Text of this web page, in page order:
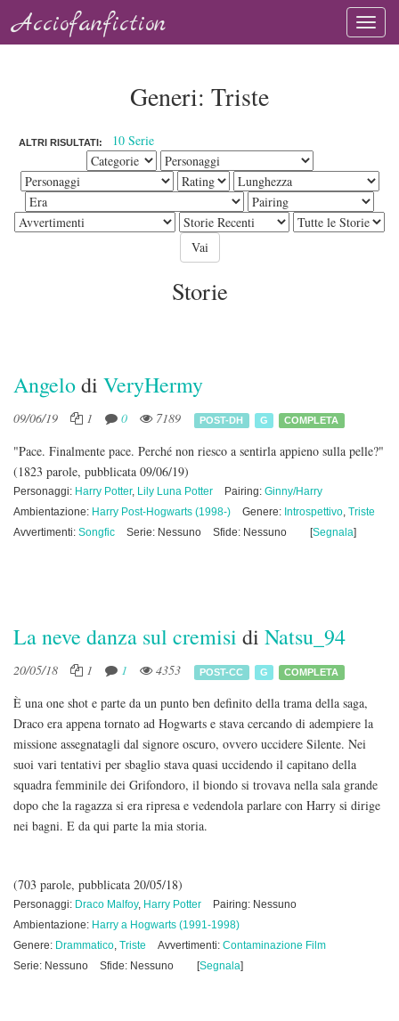
Acciofanfiction
Generi: Triste
ALTRI RISULTATI: 10 Serie
Storie
Angelodi VeryHermy
09/06/19 1 0 7189 POST-DH G COMPLETA
"Pace. Finalmente pace. Perché non riesco a sentirla appieno sulla pelle?"
(1823 parole, pubblicata 09/06/19)
Personaggi: Harry Potter, Lily Luna Potter Pairing: Ginny/Harry
Ambientazione: Harry Post-Hogwarts (1998-) Genere: Introspettivo, Triste
Avvertimenti: Songfic Serie: Nessuno Sfide: Nessuno [Segnala]
La neve danza sul cremisi di Natsu_94
20/05/18 1 1 4353 POST-CC G COMPLETA
È una one shot e parte da un punto ben definito della trama della saga,
Draco era appena tornato ad Hogwarts e stava cercando di adempiere la
missione assegnatagli dal signore oscuro, ovvero uccidere Silente. Nei
suoi vari tentativi per sbaglio stava quasi uccidendo il capitano della
squadra femminile dei Grifondoro, il biondo si trovava nella sala grande
dopo che la ragazza si era ripresa e vedendola parlare con Harry si dirige
nei bagni. E da qui parte la mia storia.
(703 parole, pubblicata 20/05/18)
Personaggi: Draco Malfoy, Harry Potter
Pairing: Nessuno
Ambientazione: Harry a Hogwarts (1991-1998)
Genere: Drammatico, Triste Avvertimenti: Contaminazione Film
Serie: Nessuno
Sfide: Nessuno [Segnala]